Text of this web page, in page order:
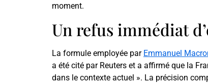
moment.
Un refus immédiat
La formule employée par Emmanuel
a été cité par Reuters et a affirmé que la
dans le contexte actuel ». La précision